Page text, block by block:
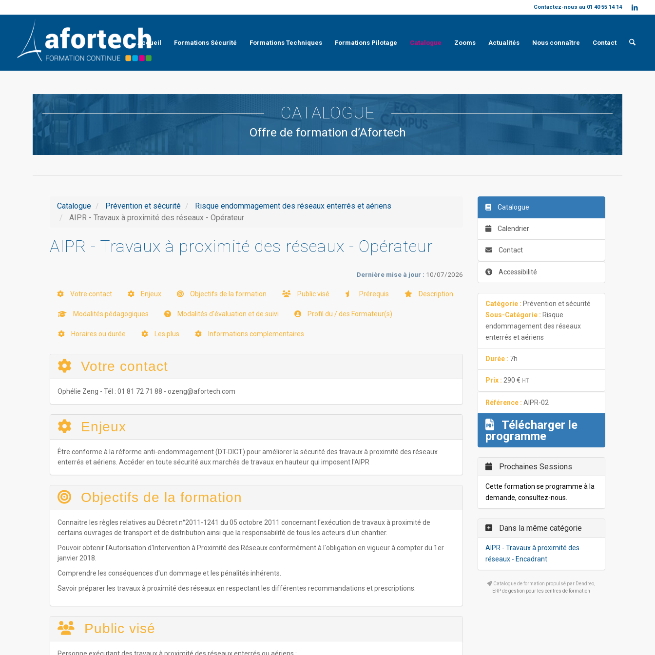
Contactez-nous au 01 40 55 14 14
Accueil Formations Sécurité Formations Techniques Formations Pilotage Catalogue Zooms Actualités Nous connaître Contact
CATALOGUE
Offre de formation d’Afortech
Catalogue Prévention et sécurité
Risque endommagement des réseaux enterrés et aériens
AIPR - Travaux à proximité des réseaux - Opérateur
AIPR - Travaux à proximité des réseaux - Opérateur
Dernière mise à jour : 10/07/2026
Votre contact Enjeux Objectifs de la formation Public visé Prérequis Description
Modalités pédagogiques Modalités d'évaluation et de suivi Profil du / des Formateur(s)
Horaires ou durée Les plus Informations complementaires
Votre contact
Ophélie Zeng - Tél : 01 81 72 71 88 - ozeng@afortech.com
Enjeux
Être conforme à la réforme anti-endommagement (DT-DICT) pour améliorer la sécurité des travaux à proximité des réseaux
enterrés et aériens. Accéder en toute sécurité aux marchés de travaux en hauteur qui imposent l'AIPR
Objectifs de la formation
Connaitre les règles relatives au Décret n°2011-1241 du 05 octobre 2011 concernant l'exécution de travaux à proximité de
certains ouvrages de transport et de distribution ainsi que la responsabilité de tous les acteurs d'un chantier.
Pouvoir obtenir l'Autorisation d'Intervention à Proximité des Réseaux conformément à l'obligation en vigueur à compter du 1er
janvier 2018.
Comprendre les conséquences d'un dommage et les pénalités inhérents.
Savoir préparer les travaux à proximité des réseaux en respectant les différentes recommandations et prescriptions.
Public visé
Catalogue
Calendrier
Contact
Accessibilité
Catégorie : Prévention et sécurité
Sous-Catégorie : Risque
endommagement des réseaux
enterrés et aériens
Durée : 7h
Prix : 290 € HT
Référence : AIPR-02
Télécharger le
programme
Prochaines Sessions
Cette formation se programme à la
demande, consultez-nous.
Dans la même catégorie
AIPR - Travaux à proximité des
réseaux - Encadrant
Catalogue de formation propulsé par Dendreo,
ERP de gestion pour les centres de formation